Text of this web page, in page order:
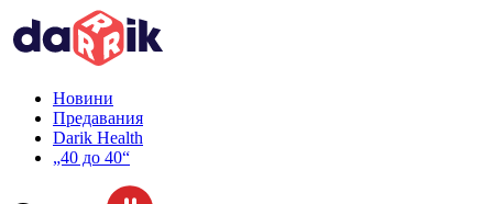
Новини
Предавания
Darik Health
„40 до 40“